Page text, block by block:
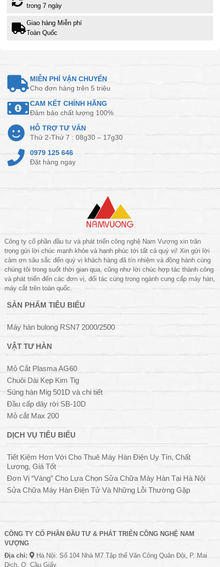
trong 7 ngày
Giao hàng Miễn phí
Toàn Quốc
MIỄN PHÍ VẬN CHUYỂN
Cho đơn hàng trên 5 triệu
CAM KẾT CHÍNH HÃNG
Đảm bảo chất lượng 100%
HỖ TRỢ TƯ VẤN
Thứ 2-Thứ 7 : 08g30 – 17g30
0979 125 646
Đặt hàng ngay
Công ty cổ phần đầu tư và phát triển công nghệ Nam Vượng xin trân
trọng gửi lời chúc mạnh khỏe và hạnh phúc tới tất cả quý vị! Xin gửi lời
cảm ơn sâu sắc đến quý vị khách hàng đã tín nhiệm và đồng hành cùng
chúng tôi trong suốt thời gian qua, cũng như lời chúc hợp tác thành công
và phát triển đến các đơn vị, đối tác cùng trong ngành cung cấp máy hàn,
máy cắt trên toàn quốc.
SẢN PHẨM TIÊU BIỂU
Máy hàn bulong RSN7 2000/2500
VẬT TƯ HÀN
Mỏ Cắt Plasma AG60
Chuôi Dài Kẹp Kim Tig
Súng hàn Mig 501D và chi tiết
Đầu cấp dây rời SB-10D
Mỏ cắt Max 200
DỊCH VỤ TIÊU BIỂU
Tiết Kiệm Hơn Với Cho Thuê Máy Hàn Điện Uy Tín, Chất
Lượng, Giá Tốt
Đơn Vị “Vàng” Cho Lựa Chọn Sửa Chữa Máy Hàn Tại Hà Nội
Sửa Chữa Máy Hàn Điện Tử Và Những Lỗi Thường Gặp
CÔNG TY CỔ PHẦN ĐẦU TƯ & PHÁT TRIỂN CÔNG NGHỆ NAM
VƯỢNG
Địa chỉ:
Hà Nội: Số 104 Nhà M7 Tập thể Văn Công Quân Đội, P. Mai
Dịch, Q. Cầu Giấy.